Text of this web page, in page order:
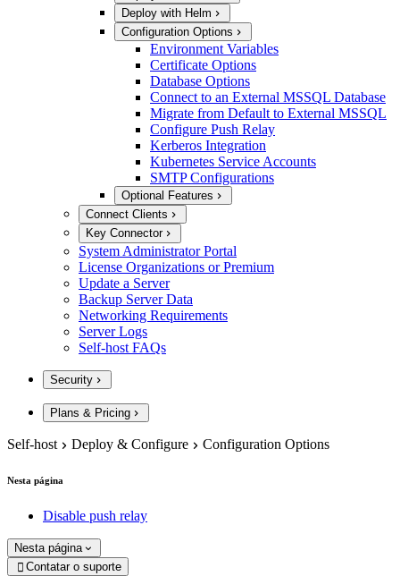
Deploy with Helm
Configuration Options
Environment Variables
Certificate Options
Database Options
Connect to an External MSSQL Database
Migrate from Default to External MSSQL
Configure Push Relay
Kerberos Integration
Kubernetes Service Accounts
SMTP Configurations
Optional Features
Connect Clients
Key Connector
System Administrator Portal
License Organizations or Premium
Update a Server
Backup Server Data
Networking Requirements
Server Logs
Self-host FAQs
Security
Plans & Pricing
Self-host Deploy & Configure Configuration Options
Nesta página
Disable push relay
Nesta página
 Contatar o suporte